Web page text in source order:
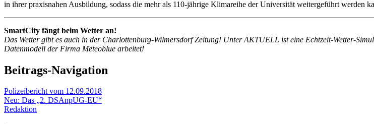
in ihrer praxisnahen Ausbildung, sodass die mehr als 110-jährige Klimareihe der Universität weitergeführt werden
SmartCity fängt beim Wetter an!
Das Wetter gibt es auch in der Charlottenburg-Wilmersdorf Zeitung! Unter AKTUELL ist eine Echtzeit-Wetter-
Datenmodell der Firma Meteoblue arbeitet!
Beitrags-Navigation
Polizeibericht vom 12.09.2018
Neu: Das „2. DSAnpUG-EU“
Redaktion